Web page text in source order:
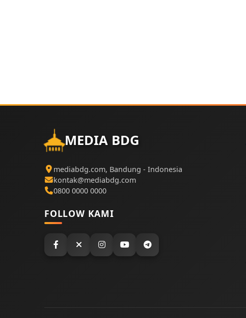
MEDIA BDG
mediabdg.com, Bandung - Indonesia
kontak@mediabdg.com
0800 0000 0000
FOLLOW KAMI